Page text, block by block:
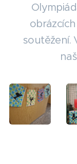
soutěžení.